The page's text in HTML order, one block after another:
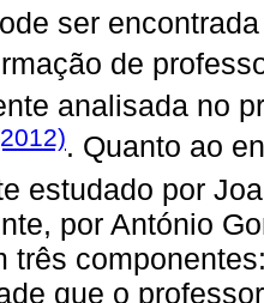
ser
de
analisada no
. Quanto ao
estudado por
por António
três
que o